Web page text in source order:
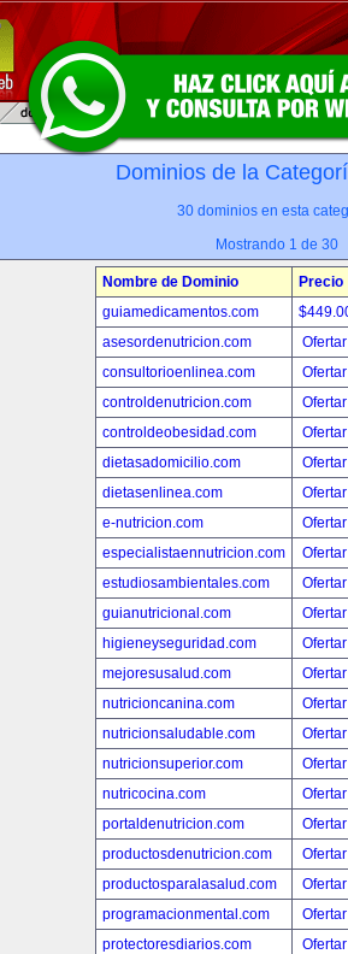
Dominios de la
30 dominios en esta
Mostrando 1 de 30
Nombre de Dominio
Precio
guiamedicamentos.com
asesordenutricion.com
consultorioenlinea.com
controldenutricion.com
controldeobesidad.com
dietasadomicilio.com
dietasenlinea.com
e-nutricion.com
especialistaennutricion.com
estudiosambientales.com
guianutricional.com
higieneyseguridad.com
mejoresusalud.com
nutricioncanina.com
nutricionsaludable.com
nutricionsuperior.com
nutricocina.com
portaldenutricion.com
productosdenutricion.com
productosparalasalud.com
programacionmental.com
protectoresdiarios.com